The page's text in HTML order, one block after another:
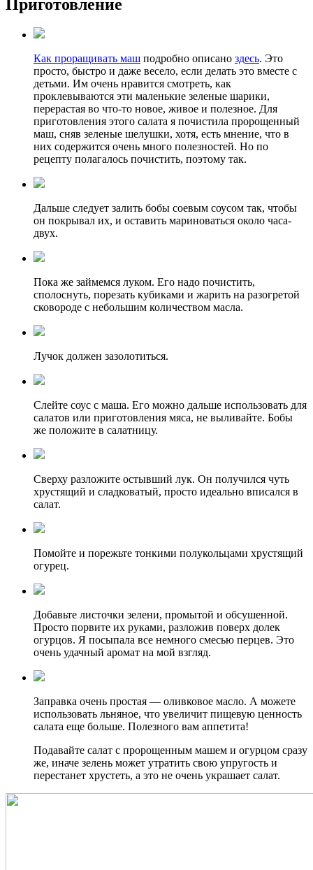
Приготовление
Как проращивать маш подробно описано здесь. Это
просто, быстро и даже весело, если делать это вместе с
детьми. Им очень нравится смотреть, как
проклевываются эти маленькие зеленые шарики,
перерастая во что-то новое, живое и полезное. Для
приготовления этого салата я почистила пророщенный
маш, сняв зеленые шелушки, хотя, есть мнение, что в
них содержится очень много полезностей. Но по
рецепту полагалось почистить, поэтому так.
Дальше следует залить бобы соевым соусом так, чтобы
он покрывал их, и оставить мариноваться около часа-
двух.
Пока же займемся луком. Его надо почистить,
сполоснуть, порезать кубиками и жарить на разогретой
сковороде с небольшим количеством масла.
Лучок должен зазолотиться.
Слейте соус с маша. Его можно дальше использовать для
салатов или приготовления мяса, не выливайте. Бобы
же положите в салатницу.
Сверху разложите остывший лук. Он получился чуть
хрустящий и сладковатый, просто идеально вписался в
салат.
Помойте и порежьте тонкими полукольцами хрустящий
огурец.
Добавьте листочки зелени, промытой и обсушенной.
Просто порвите их руками, разложив поверх долек
огурцов. Я посыпала все немного смесью перцев. Это
очень удачный аромат на мой взгляд.
Заправка очень простая — оливковое масло. А можете
использовать льняное, что увеличит пищевую ценность
салата еще больше. Полезного вам аппетита!
Подавайте салат c пророщенным машем и огурцом сразу
же, иначе зелень может утратить свою упругость и
перестанет хрустеть, а это не очень украшает салат.